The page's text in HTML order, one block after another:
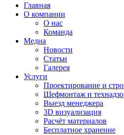
Главная
О компании
О нас
Команда
Медиа
Новости
Статьи
Галерея
Услуги
Проектирование и
Шефмонтаж и
Выезд менеджера
3D визуализация
Расчёт материалов
Бесплатное хранение